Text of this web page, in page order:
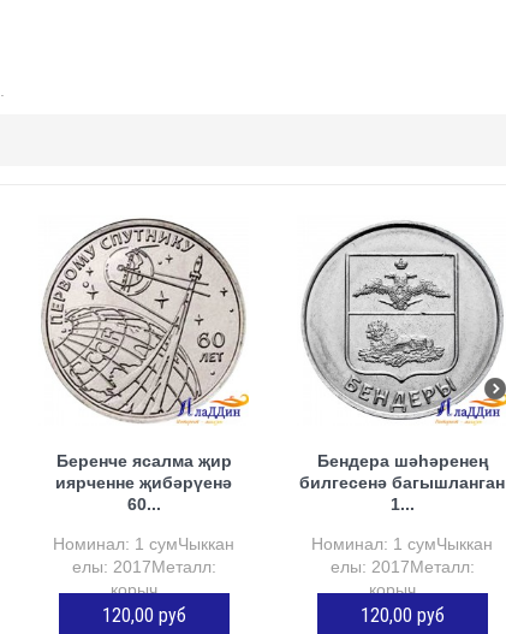
Беренче ясалма җир
иярченне җибәрүенә
60...
Номинал: 1 сумЧыккан
елы: 2017Металл:
корыч,...
120,00 руб
Бендера шәһәренең
билгесенә багышланган
1...
Номинал: 1 сумЧыккан
елы: 2017Металл:
корыч,...
120,00 руб